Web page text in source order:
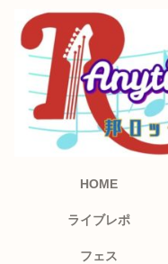
HOME
ライブレポ
フェス